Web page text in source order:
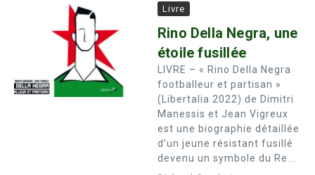
Livre
Rino Della Negra, une
étoile fusillée
LIVRE – « Rino Della Negra
footballeur et partisan »
(Libertalia 2022) de Dimitri
Manessis et Jean Vigreux
est une biographie détaillée
d’un jeune résistant fusillé
devenu un symbole du Re...